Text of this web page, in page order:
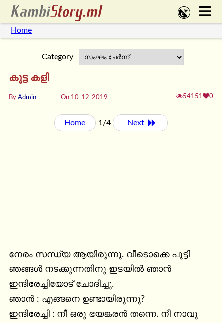
Home
Category
കൂട്ട കളി
By Admin On 10-12-2019 54151 0
Home 1/4 Next
നേരം സന്ധ്യ ആയിരുന്നു. വീടൊക്കെ പൂട്ടി
ഞങ്ങൾ നടക്കുന്നതിനു ഇടയിൽ ഞാൻ
ഇന്ദിരേച്ചിയോട് ചോദിച്ചു.
ഞാൻ : എങ്ങനെ ഉണ്ടായിരുന്നു?
ഇന്ദിരേച്ചി : നീ ഒരു ഭയങ്കരൻ തന്നെ. നീ നാവു